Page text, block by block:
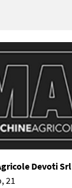
Devoti Srl
21